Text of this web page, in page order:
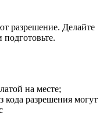
разрешение. Делайте
подготовьте.
на месте;
кода разрешения могут